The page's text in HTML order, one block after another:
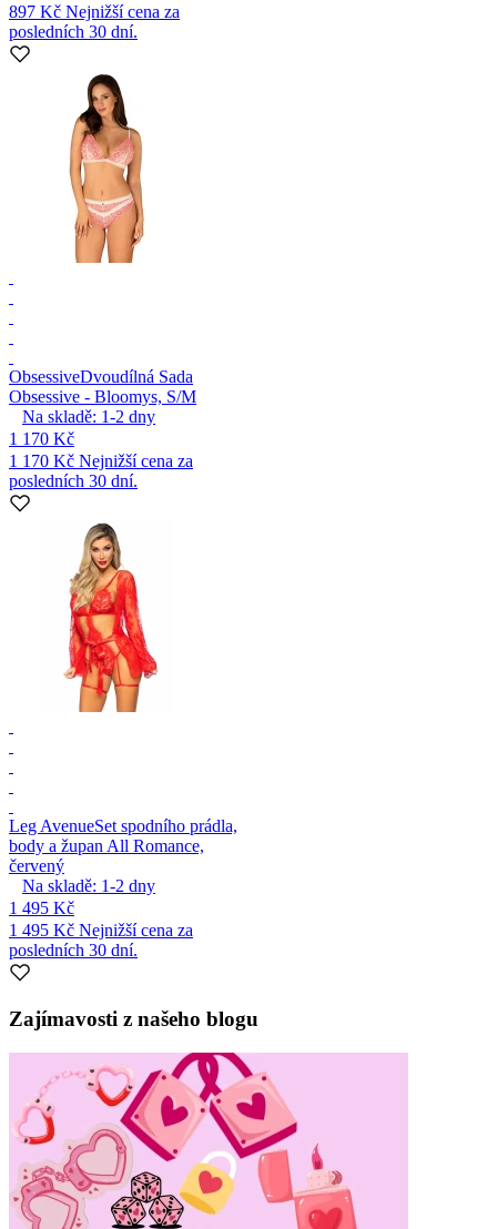
897 Kč Nejnižší cena za
posledních 30 dní.
ObsessiveDvoudílná Sada
Obsessive - Bloomys, S/M
Na skladě: 1-2 dny
1 170 Kč
1 170 Kč Nejnižší cena za
posledních 30 dní.
Leg AvenueSet spodního prádla,
body a župan All Romance,
červený
Na skladě: 1-2 dny
1 495 Kč
1 495 Kč Nejnižší cena za
posledních 30 dní.
Zajímavosti z našeho blogu